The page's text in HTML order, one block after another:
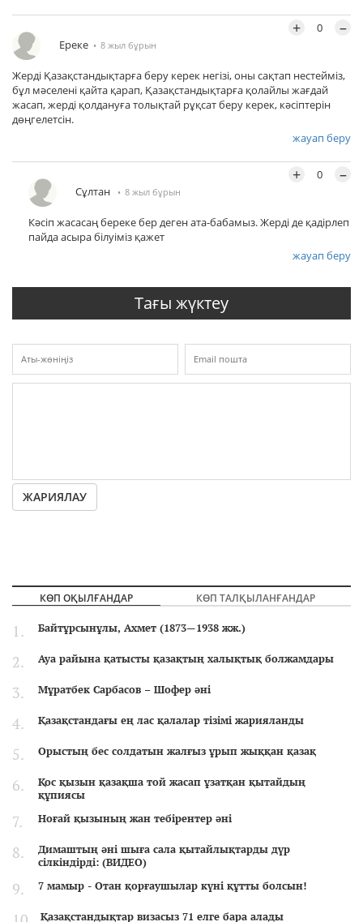
Ереке 8 жыл бұрын
+ 0 –
Жерді Қазақстандықтарға беру керек негізі, оны сақтап нестейміз,
бұл мәселені қайта қарап, Қазақстандықтарға қолайлы жағдай
жасап, жерді қолдануға толықтай рұқсат беру керек, кәсіптерін
дөңгелетсін.
жауап беру
Сұлтан 8 жыл бұрын
+ 0 –
Кәсіп жасасаң береке бер деген ата-бабамыз. Жерді де қадірлеп
пайда асыра білуіміз қажет
жауап беру
Тағы жүктеу
ЖАРИЯЛАУ
КӨП ОҚЫЛҒАНДАР КӨП ТАЛҚЫЛАНҒАНДАР
Байтұрсынұлы, Ахмет (1873—1938 жж.)
Ауа райына қатысты қазақтың халықтық болжамдары
Мұратбек Сарбасов – Шофер әні
Қазақстандағы ең лас қалалар тізімі жарияланды
Орыстың бес солдатын жалғыз ұрып жыққан қазақ
Қос қызын қазақша той жасап ұзатқан қытайдың
құпиясы
Ноғай қызының жан тебірентер әні
Димаштың әні шыға сала қытайлықтарды дүр
сілкіндірді: (ВИДЕО)
7 мамыр - Отан қорғаушылар күні құтты болсын!
Қазақстандықтар визасыз 71 елге бара алады